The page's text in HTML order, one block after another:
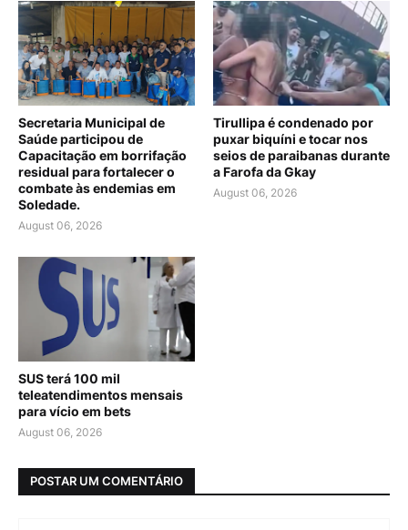
Secretaria Municipal de
Saúde participou de
Capacitação em borrifação
residual para fortalecer o
combate às endemias em
Soledade.
August 06, 2026
Tirullipa é condenado por
puxar biquíni e tocar nos
seios de paraibanas durante
a Farofa da Gkay
August 06, 2026
SUS terá 100 mil
teleatendimentos mensais
para vício em bets
August 06, 2026
POSTAR UM COMENTÁRIO